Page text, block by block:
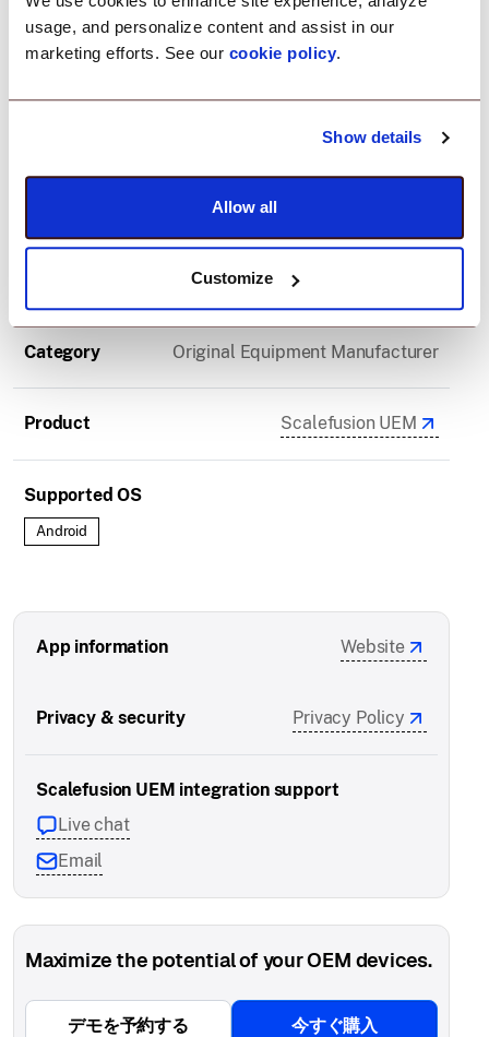
usage, and personalize content and assist in our
marketing efforts. See our cookie policy.
Show details
Allow all
Customize
execution.
Category Original Equipment Manufacturer
Product Scalefusion UEM
Supported OS
Android
App information Website
Privacy & security Privacy Policy
Scalefusion UEM integration support
Live chat
Email
Maximize the potential of your OEM devices.
デモを予約する 今すぐ購入